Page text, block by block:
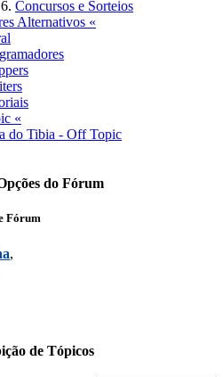
Concursos e Sorteios
Alternativos «
«
do Tibia - Off Topic
do Fórum
Fórum
,
de Tópicos